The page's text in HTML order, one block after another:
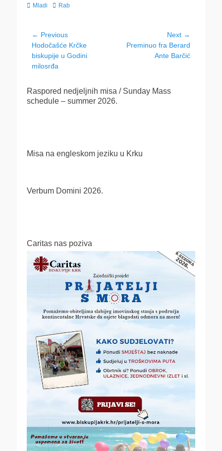
Categories
Mladi TagsRab
Navigacija
objava
← Previous
Previous
post:
Hodočašće Krčke
biskupije u Godini
milosrđa
Next →
Preminuo fra Berard
Ante Barčić
Raspored nedjeljnih misa / Sunday Mass
schedule – summer 2026.
Misa na engleskom jeziku u Krku
Verbum Domini 2026.
Caritas nas poziva